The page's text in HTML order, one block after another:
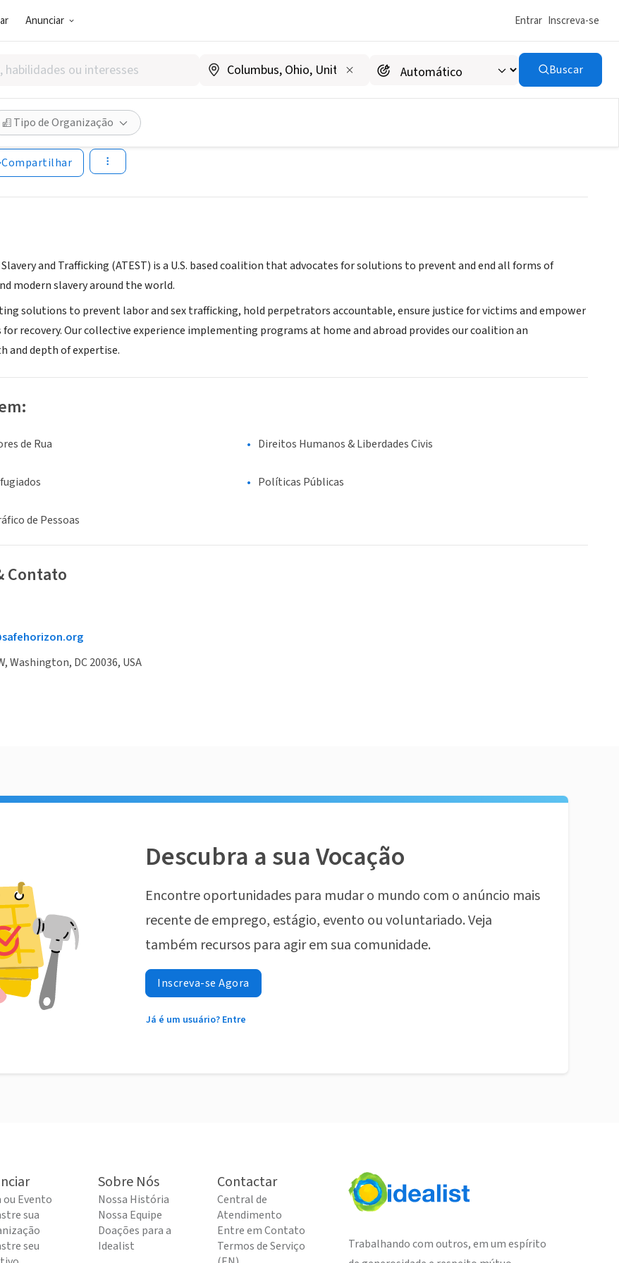
Anunciar Entrar Inscreva-se
Buscar
Tipo de Organização
End Slavery and Trafficking (ATEST)
Compartilhar
and Trafficking (ATEST) is a U.S. based coalition that advocates for solutions to prevent and end all forms of
modern slavery around the world.
solutions to prevent labor and sex trafficking, hold perpetrators accountable, ensure justice for victims and empower
recovery. Our collective experience implementing programs at home and abroad provides our coalition an
and depth of expertise.
de Rua Direitos Humanos & Liberdades Civis
Políticas Públicas
de Pessoas
Contato
Washington, DC 20036, USA
Descubra a sua Vocação
Encontre oportunidades para mudar o mundo com o anúncio mais
recente de emprego, estágio, evento ou voluntariado. Veja
também recursos para agir em sua comunidade.
Inscreva-se Agora
Já é um usuário? Entre
ou Evento
sua
seu
Sobre Nós
Nossa História
Nossa Equipe
Doações para a
Idealist
Contactar
Central de
Atendimento
Entre em Contato
Termos de Serviço
Trabalhando com outros, em um espírito